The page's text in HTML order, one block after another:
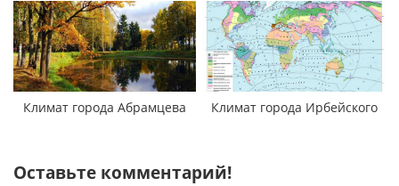
Климат города Абрамцева Климат города Ирбейского
Оставьте комментарий!